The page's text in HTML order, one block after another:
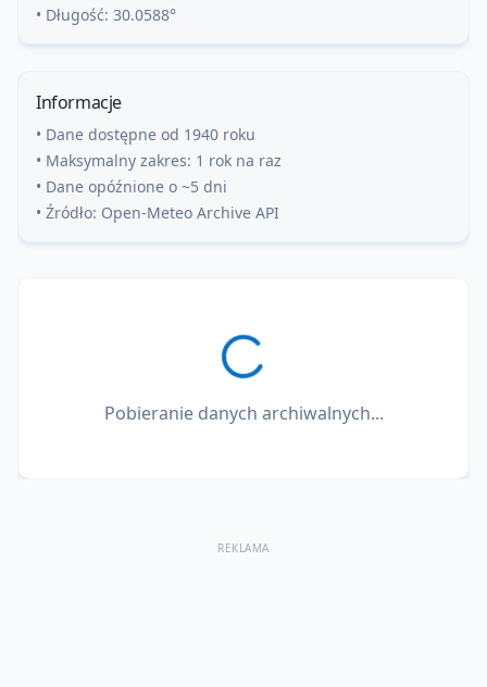
• Długość: 30.0588°
Informacje
• Dane dostępne od 1940 roku
• Maksymalny zakres: 1 rok na raz
• Dane opóźnione o ~5 dni
• Źródło: Open-Meteo Archive API
Pobieranie danych archiwalnych...
REKLAMA